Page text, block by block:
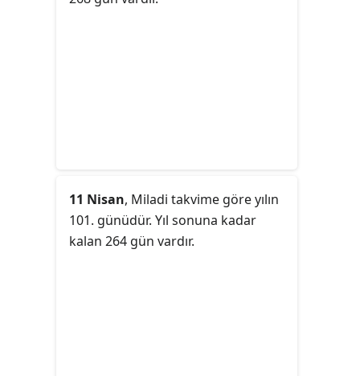
11 Nisan, Miladi takvime göre yılın
101. günüdür. Yıl sonuna kadar
kalan 264 gün vardır.